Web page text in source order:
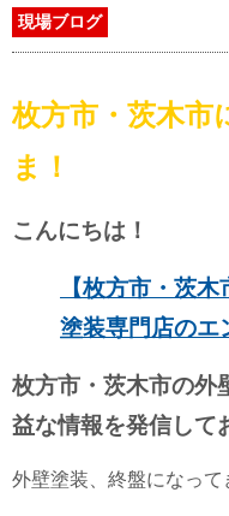
現場ブログ
枚方市・茨木市
ま！
こんにちは！
【枚方市・茨
塗装専門店のエ
枚方市・茨木市の外
益な情報を発信して
外壁塗装、終盤になって